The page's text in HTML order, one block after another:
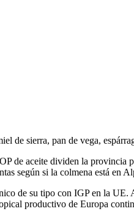
de sierra, pan de vega,
de aceite dividen la
según si la colmena está en
de su tipo con IGP en la
productivo de Europa